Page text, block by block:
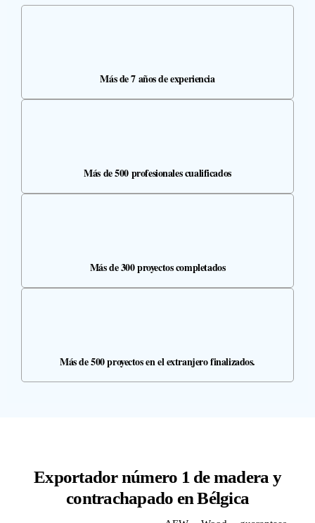
Más de 7 años de experiencia
Más de 500 profesionales cualificados
Más de 300 proyectos completados
Más de 500 proyectos en el extranjero finalizados.
Exportador número 1 de madera y
contrachapado en Bélgica